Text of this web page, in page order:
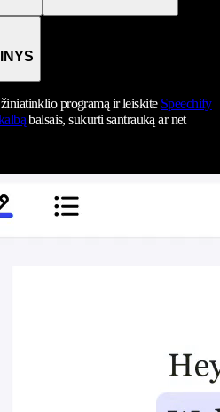
programą ir leiskite Speechify
balsais, sukurti santrauką ar net